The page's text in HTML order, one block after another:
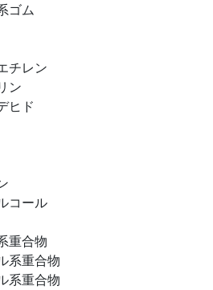
ゴム
チレン
ン
ヒド
コール
重合物
系重合物
系重合物